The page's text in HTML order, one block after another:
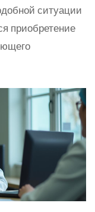
ситуации
приобретение